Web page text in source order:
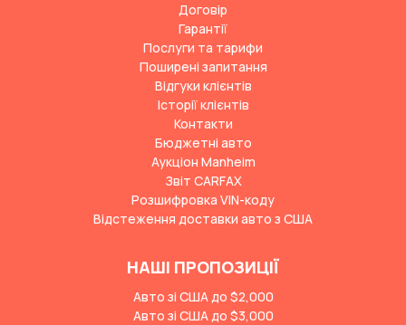
Договір
Гарантії
Послуги та тарифи
Поширені запитання
Відгуки клієнтів
Історії клієнтів
Контакти
Бюджетні авто
Аукціон Manheim
Звіт CARFAX
Розшифровка VIN-коду
Відстеження доставки авто з США
НАШІ ПРОПОЗИЦІЇ
Авто зі США до $2,000
Авто зі США до $3,000